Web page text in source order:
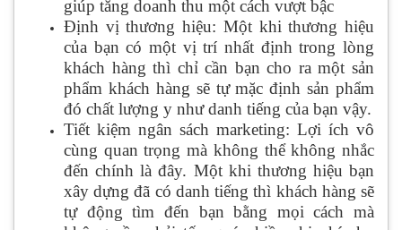
giúp tăng doanh thu một cách vượt bậc
Định vị thương hiệu: Một khi thương hiệu
của bạn có một vị trí nhất định trong lòng
khách hàng thì chỉ cần bạn cho ra một sản
phẩm khách hàng sẽ tự mặc định sản phẩm
đó chất lượng y như danh tiếng của bạn vậy.
Tiết kiệm ngân sách marketing: Lợi ích vô
cùng quan trọng mà không thể không nhắc
đến chính là đây. Một khi thương hiệu bạn
xây dựng đã có danh tiếng thì khách hàng sẽ
tự động tìm đến bạn bằng mọi cách mà